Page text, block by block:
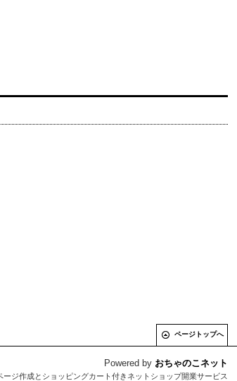
ページトップへ
Powered by おちゃのこネット
ージ作成とショッピングカート付きネットショップ開業サービス